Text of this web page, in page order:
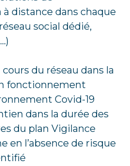
distance dans chaque
social dédié,
du réseau dans la
fonctionnement
Covid-19
dans la durée des
du plan Vigilance
en l’absence de risque